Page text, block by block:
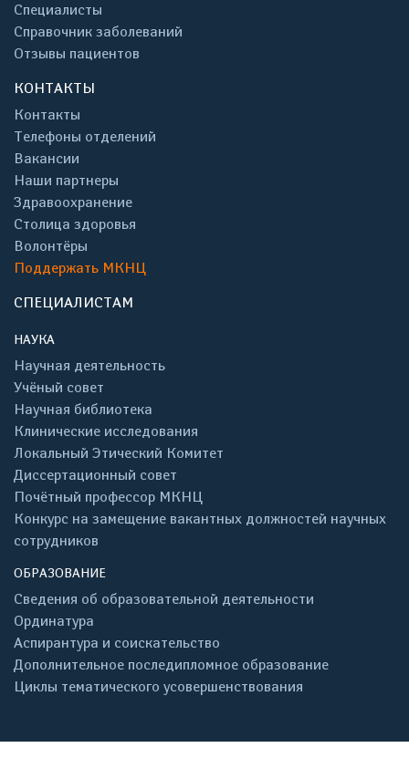
Специалисты
Справочник заболеваний
Отзывы пациентов
КОНТАКТЫ
Контакты
Телефоны отделений
Вакансии
Наши партнеры
Здравоохранение
Столица здоровья
Волонтёры
Поддержать МКНЦ
СПЕЦИАЛИСТАМ
НАУКА
Научная деятельность
Учёный совет
Научная библиотека
Клинические исследования
Локальный Этический Комитет
Диссертационный совет
Почётный профессор МКНЦ
Конкурс на замещение вакантных должностей научных
сотрудников
ОБРАЗОВАНИЕ
Сведения об образовательной деятельности
Ординатура
Аспирантура и соискательство
Дополнительное последипломное образование
Циклы тематического усовершенствования